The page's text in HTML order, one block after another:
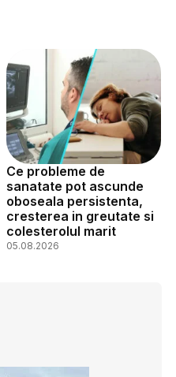
Ce probleme de
sanatate pot ascunde
oboseala persistenta,
cresterea in greutate si
colesterolul marit
05.08.2026